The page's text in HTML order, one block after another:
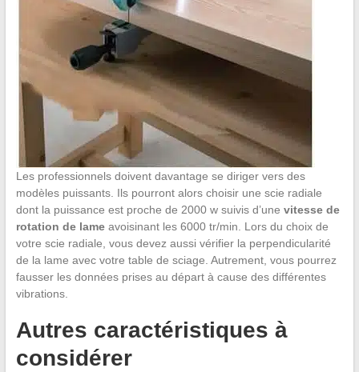
Les professionnels doivent davantage se diriger vers des
modèles puissants. Ils pourront alors choisir une scie radiale
dont la puissance est proche de 2000 w suivis d’une vitesse de
rotation de lameavoisinant les 6000 tr/min. Lors du choix de
votre scie radiale, vous devez aussi vérifier la perpendicularité
de la lame avec votre table de sciage. Autrement, vous pourrez
fausser les données prises au départ à cause des différentes
vibrations.
Autres caractéristiques à
considérer